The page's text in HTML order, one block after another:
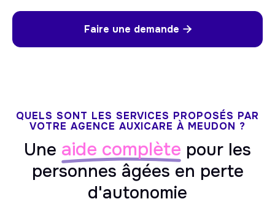
Faire une demande 
QUELS SONT LES SERVICES PROPOSÉS PAR
VOTRE AGENCE AUXICARE À MEUDON ?
Une aide complète pour les
personnes âgées en perte
d'autonomie